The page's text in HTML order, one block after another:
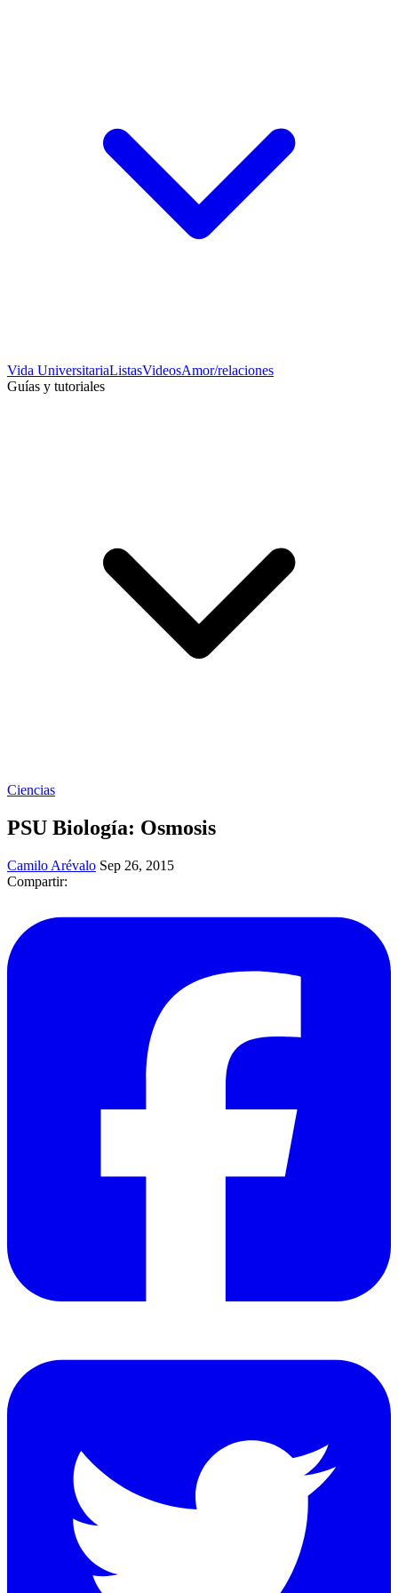
Vida UniversitariaListasVideosAmor/relaciones
Guías y tutoriales
Ciencias
PSU Biología: Osmosis
Camilo Arévalo Sep 26, 2015
Compartir: